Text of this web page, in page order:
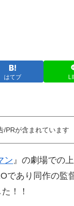
はてブ
/PRが含まれています
ン 』の劇場での
であり同作の監
！！